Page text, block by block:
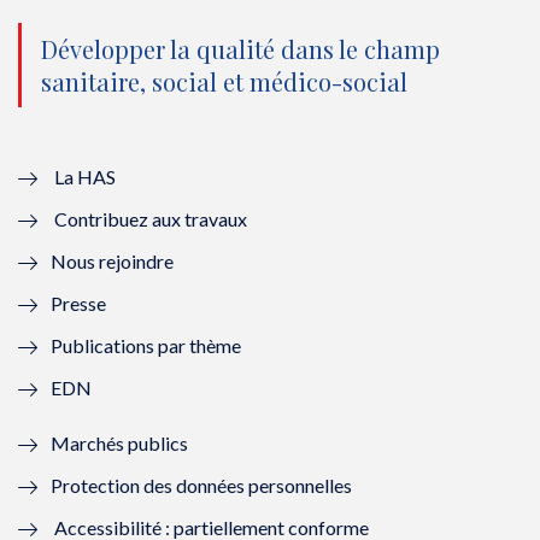
o
u
l
l
f
n
ê
n
o
e
e
n
o
u
ê
n
o
Développer la qualité dans le champ
sanitaire, social et médico-social
La HAS
Contribuez aux travaux
Nous rejoindre
Presse
Publications par thème
EDN
Marchés publics
Protection des données personnelles
Accessibilité : partiellement conforme